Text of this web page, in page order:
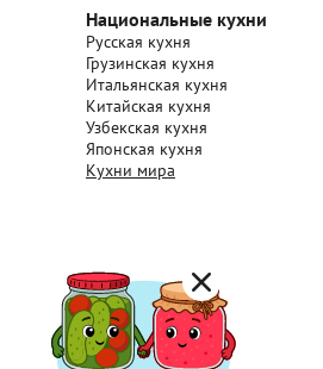
Национальные кухни
Русская кухня
Грузинская кухня
Итальянская кухня
Китайская кухня
Узбекская кухня
Японская кухня
Кухни мира